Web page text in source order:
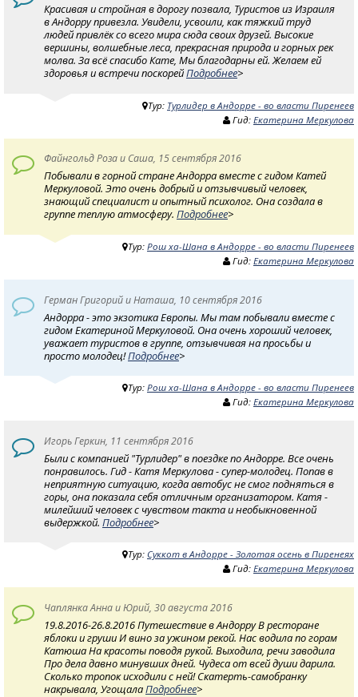
Красивая и стройная в дорогу позвала, Туристов из Израиля
в Андорру привезла. Увидели, усвоили, как тяжкий труд
людей привлёк со всего мира сюда своих друзей. Высокие
вершины, волшебные леса, прекрасная природа и горных рек
молва. За всё спасибо Кате, Мы благодарны ей. Желаем ей
здоровья и встречи поскорейПодробнее>
Тур: Турлидер в Андорре - во власти Пиренеев
Гид: Екатерина Меркулова
Файнгольд Роза и Саша, 15 сентября 2016
Побывали в горной стране Андорра вместе с гидом Катей
Меркуловой. Это очень добрый и отзывчивый человек,
знающий специалист и опытный психолог. Она создала в
группе теплую атмосферу. Подробнее>
Тур: Рош ха-Шана в Андорре - во власти Пиренеев
Гид: Екатерина Меркулова
Герман Григорий и Наташа, 10 сентября 2016
Андорра - это экзотика Европы. Мы там побывали вместе с
гидом Екатериной Меркуловой. Она очень хороший человек,
уважает туристов в группе, отзывчивая на просьбы и
просто молодец!Подробнее>
Тур: Рош ха-Шана в Андорре - во власти Пиренеев
Гид: Екатерина Меркулова
Игорь Геркин, 11 сентября 2016
Были с компанией "Турлидер" в поездке по Андорре. Все очень
понравилось. Гид - Катя Меркулова - супер-молодец. Попав в
неприятную ситуацию, когда автобус не смог подняться в
горы, она показала себя отличным организатором. Катя -
милейший человек с чувством такта и необыкновенной
выдержкой. Подробнее>
Тур: Суккот в Андорре - Золотая осень в Пиренеях
Гид: Екатерина Меркулова
Чаплянка Анна и Юрий, 30 августа 2016
19.8.2016-26.8.2016 Путешествие в Андорру В ресторане
яблоки и груши И вино за ужином рекой. Нас водила по горам
Катюша На красоты поводя рукой. Выходила, речи заводила
Про дела давно минувших дней. Чудеса от всей души дарила.
Сколько тропок исходили с ней! Скатерть-самобранку
накрывала, УгощалаПодробнее>